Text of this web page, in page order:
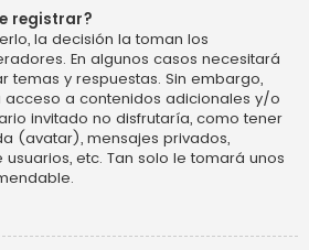
registrar?
la decisión la toman los
En algunos casos necesitará
temas y respuestas. Sin embargo,
a contenidos adicionales y/o
invitado no disfrutaría, como tener
(avatar), mensajes privados,
etc. Tan solo le tomará unos